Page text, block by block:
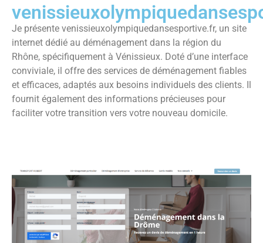
Je présente venissieuxolympiquedansesportive.fr, un site
internet dédié au déménagement dans la région du
Rhône, spécifiquement à Vénissieux. Doté d’une interface
conviviale, il offre des services de déménagement fiables
et efficaces, adaptés aux besoins individuels des clients. Il
fournit également des informations précieuses pour
faciliter votre transition vers votre nouveau domicile.